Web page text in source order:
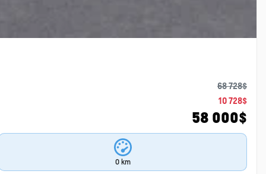
68 728$
10 728$
58 000$
0 km